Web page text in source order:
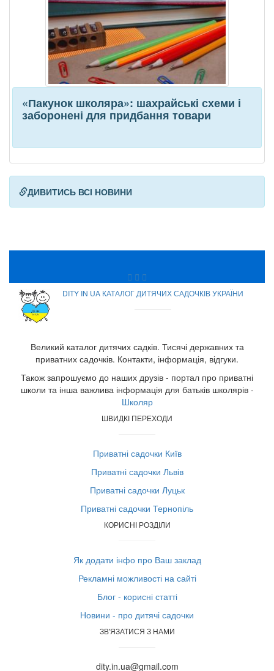
«Пакунок школяра»: шахрайські схеми і
заборонені для придбання товари
ДИВИТИСЬ ВСІ НОВИНИ
DITY IN UA КАТАЛОГ ДИТЯЧИХ САДОЧКІВ УКРАЇНИ
Великий каталог дитячих садків. Тисячі державних та
приватних садочків. Контакти, інформація, відгуки.
Також запрошуємо до наших друзів - портал про приватні
школи та інша важлива інформація для батьків школярів -
Школяр
ШВИДКІ ПЕРЕХОДИ
Приватні садочки Київ
Приватні садочки Львів
Приватні садочки Луцьк
Приватні садочки Тернопіль
КОРИСНІ РОЗДІЛИ
Як додати інфо про Ваш заклад
Рекламні можливості на сайті
Блог - корисні статті
Новини - про дитячі садочки
ЗВ'ЯЗАТИСЯ З НАМИ
dity.in.ua@gmail.com